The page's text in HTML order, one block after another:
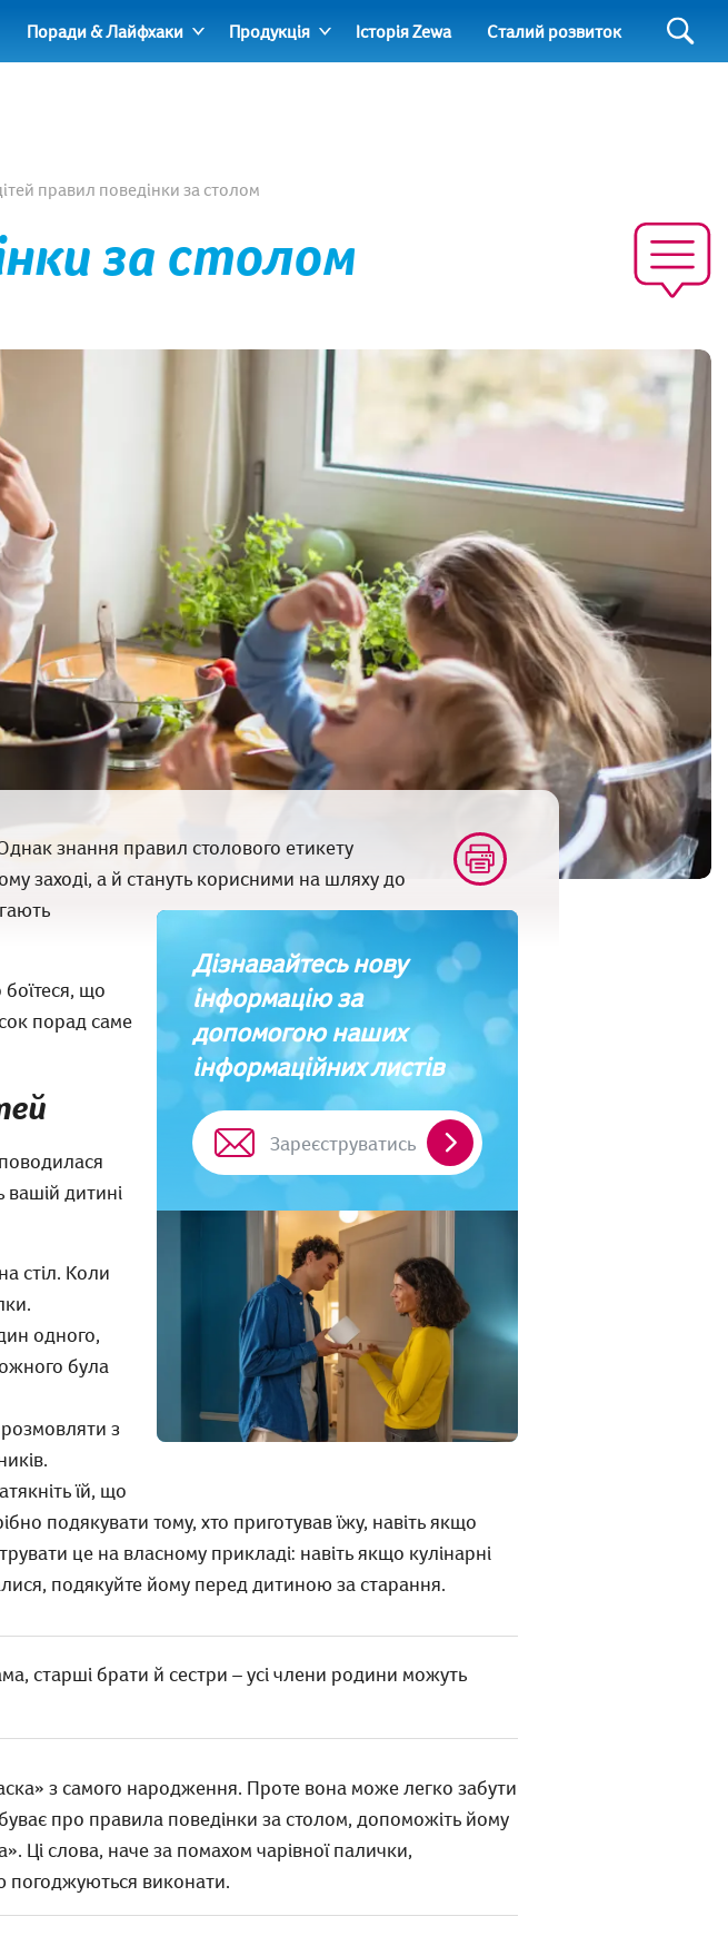
Поради & Лайфхаки Продукція Історія Zewa Сталий розвиток
правил поведінки за столом
за столом
Дізнавайтесь нову
інформацію за
допомогою наших
інформаційних листів
Зареєструватись
знання правил столового етикету
заході, а й стануть корисними на шляху до
що
порад саме
вашій дитині
стіл. Коли
одного,
була
з
їй, що
подякувати тому, хто приготував їжу, навіть якщо
це на власному прикладі: навіть якщо кулінарні
подякуйте йому перед дитиною за старання.
старші брати й сестри – усі члени родини можуть
з самого народження. Проте вона може легко забути
про правила поведінки за столом, допоможіть йому
Ці слова, наче за помахом чарівної палички,
погоджуються виконати.